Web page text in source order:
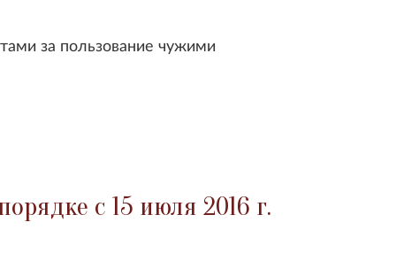
за пользование чужими
с 15 июля 2016 г.